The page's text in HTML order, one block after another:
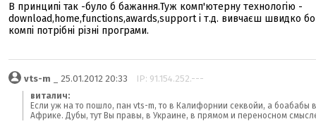
В принципі так -було б бажання.Туж комп'ютерну технологію -
download,home,functions,awards,support і т.д. вивчаєш швидко
компі потрібні різні програми.
vts-m _ 25.01.2012 20:33 IP: 91.154.252.---
виталич:
Если уж на то пошло, пан vts-m, то в Калифорнии секвойи, а боабабы в
Африке. Дубы, тут Вы правы, в Украине, в прямом и переносном